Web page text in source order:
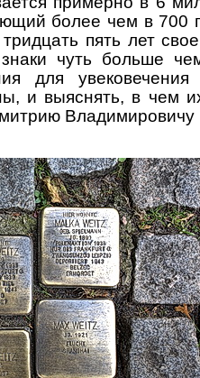
более чем в 700
пять лет
знаки чуть больше
для
и выяснять, в чем
Владимировичу